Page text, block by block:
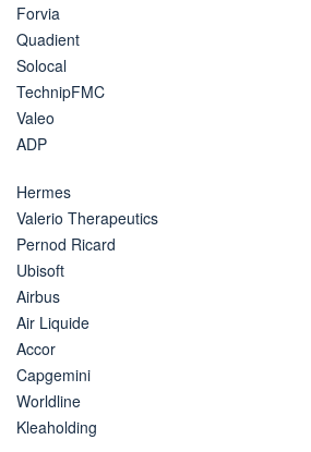
Forvia
Quadient
Solocal
TechnipFMC
Valeo
ADP
Hermes
Valerio Therapeutics
Pernod Ricard
Ubisoft
Airbus
Air Liquide
Accor
Capgemini
Worldline
Kleaholding